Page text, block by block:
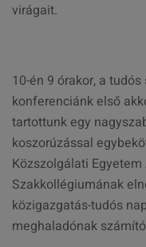
virágait.
10-én 9 órakor, a
konferenciánk első
tartottunk egy
koszorúzással
Közszolgálati
Szakkollégiumának
közigazgatás-tudós
meghaladónak